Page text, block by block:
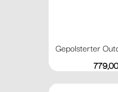
Gepolsterter
Preis